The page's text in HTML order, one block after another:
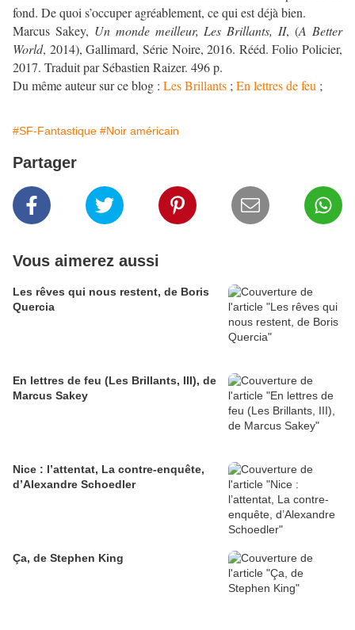
fond. De quoi s’occuper agréablement, ce qui est déjà bien.
Marcus Sakey, Un monde meilleur, Les Brillants, II, (A Better
World, 2014), Gallimard, Série Noire, 2016. Rééd. Folio Policier,
2017. Traduit par Sébastien Raizer. 496 p.
Du même auteur sur ce blog : Les Brillants ; En lettres de feu ;
#SF-Fantastique #Noir américain
Partager
Vous aimerez aussi
Les rêves qui nous restent, de Boris
Quercia
En lettres de feu (Les Brillants, III), de
Marcus Sakey
Nice : l’attentat, La contre-enquête,
d’Alexandre Schoedler
Ça, de Stephen King